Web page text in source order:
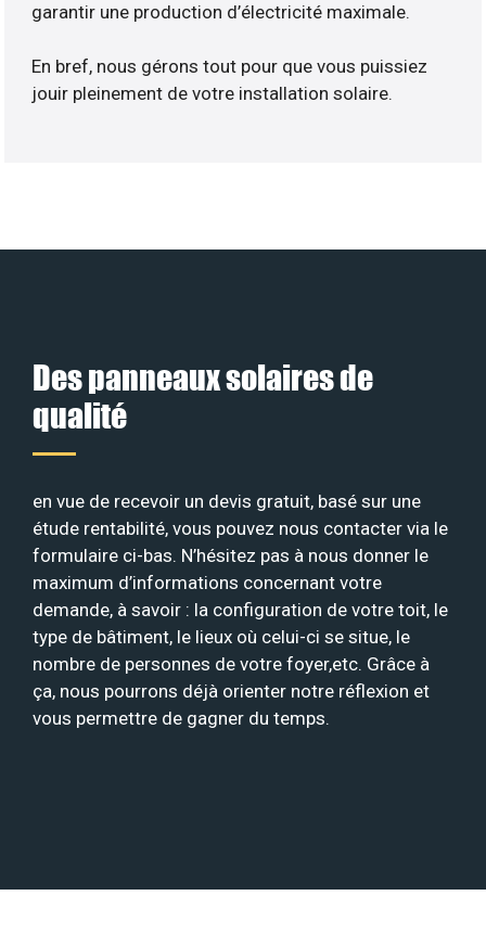
garantir une production d’électricité maximale.
En bref, nous gérons tout pour que vous puissiez
jouir pleinement de votre installation solaire.
Des panneaux solaires de
qualité
en vue de recevoir un devis gratuit, basé sur une
étude rentabilité, vous pouvez nous contacter via le
formulaire ci-bas. N’hésitez pas à nous donner le
maximum d’informations concernant votre
demande, à savoir : la configuration de votre toit, le
type de bâtiment, le lieux où celui-ci se situe, le
nombre de personnes de votre foyer,etc. Grâce à
ça, nous pourrons déjà orienter notre réflexion et
vous permettre de gagner du temps.